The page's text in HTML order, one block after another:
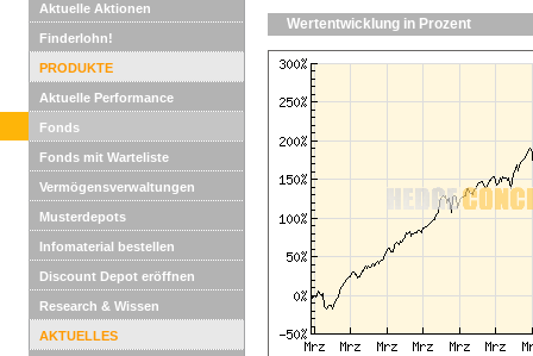
Aktuelle Aktionen
Finderlohn!
PRODUKTE
Aktuelle Performance
Fonds
Fonds mit Warteliste
Vermögensverwaltungen
Musterdepots
Infomaterial bestellen
Discount Depot eröffnen
Research & Wissen
AKTUELLES
Wertentwicklung in Prozent